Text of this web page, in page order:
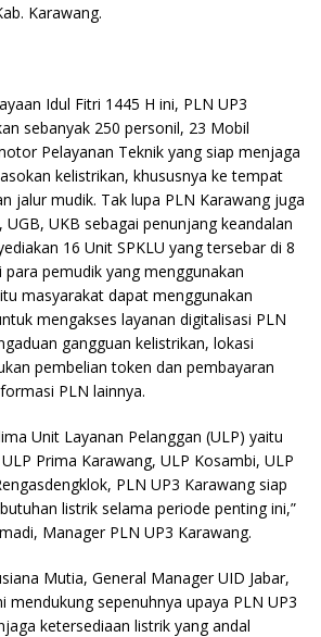
Karawang.
Idul Fitri 1445 H ini, PLN UP3
sebanyak 250 personil, 23 Mobil
Pelayanan Teknik yang siap menjaga
kelistrikan, khususnya ke tempat
jalur mudik. Tak lupa PLN Karawang juga
UKB sebagai penunjang keandalan
16 Unit SPKLU yang tersebar di 8
pemudik yang menggunakan
masyarakat dapat menggunakan
mengakses layanan digitalisasi PLN
gangguan kelistrikan, lokasi
pembelian token dan pembayaran
PLN lainnya.
Unit Layanan Pelanggan (ULP) yaitu
Prima Karawang, ULP Kosambi, ULP
PLN UP3 Karawang siap
listrik selama periode penting ini,”
Manager PLN UP3 Karawang.
Mutia, General Manager UID Jabar,
mendukung sepenuhnya upaya PLN UP3
ketersediaan listrik yang andal